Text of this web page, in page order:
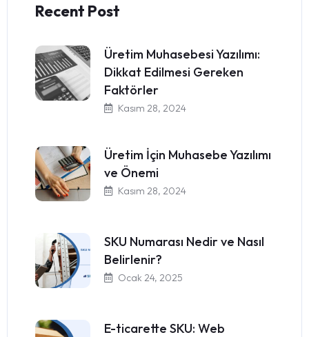
Recent Post
Üretim Muhasebesi Yazılımı:
Dikkat Edilmesi Gereken
Faktörler
Kasım 28, 2024
Üretim İçin Muhasebe Yazılımı
ve Önemi
Kasım 28, 2024
SKU Numarası Nedir ve Nasıl
Belirlenir?
Ocak 24, 2025
E-ticarette SKU: Web